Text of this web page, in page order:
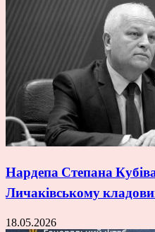
Нардепа Степана
Личаківському
18.05.2026